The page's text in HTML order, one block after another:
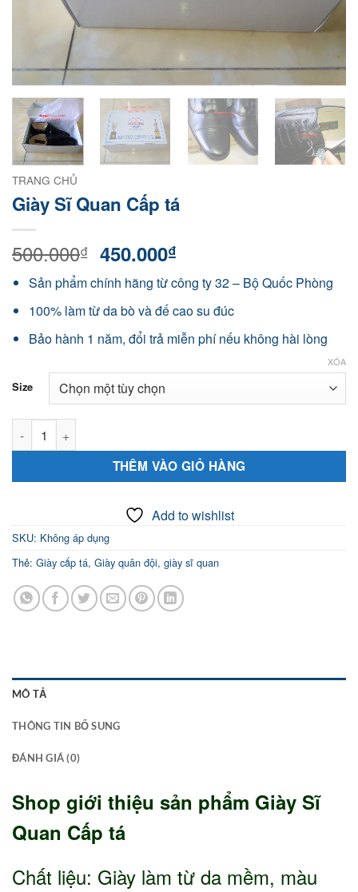
TRANG CHỦ
Giày Sĩ Quan Cấp tá
500.000₫ Giá
gốc
là:
500.000₫.
450.000₫
hiện
tại
là:
450.000₫.
Sản phẩm chính hãng từ công ty 32 – Bộ Quốc Phòng
100% làm từ da bò và đế cao su đúc
Bảo hành 1 năm, đổi trả miễn phí nếu không hài lòng
Size
XÓA
THÊM VÀO GIỎ HÀNG
Add to wishlist
SKU: Không áp dụng
Thẻ: Giày cấp tá, Giày quân đội, giày sĩ quan
MÔ TẢ
THÔNG TIN BỔ SUNG
ĐÁNH GIÁ (0)
Shop giới thiệu sản phẩm Giày Sĩ
Quan Cấp tá
Chất liệu: Giày làm từ da mềm, màu